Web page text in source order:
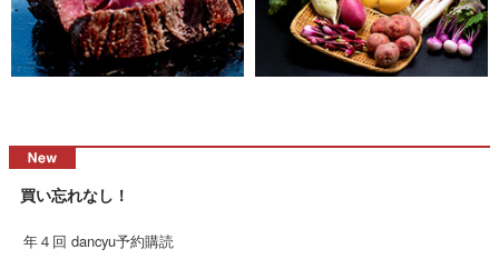
買い忘れなし！
年４回 dancyu予約購読